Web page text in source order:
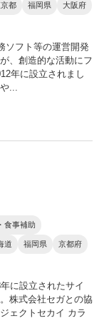
都 福岡県 大阪府
ソフト等の運営開発
、創造的な活動にフ
年に設立されまし
...
食事補助
道 福岡県 京都府
に設立されたサイ
株式会社セガとの協
ェクトセカイ カラ